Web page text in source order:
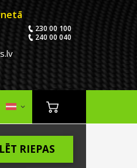
230 00 100
240 00 040
RIEPAS